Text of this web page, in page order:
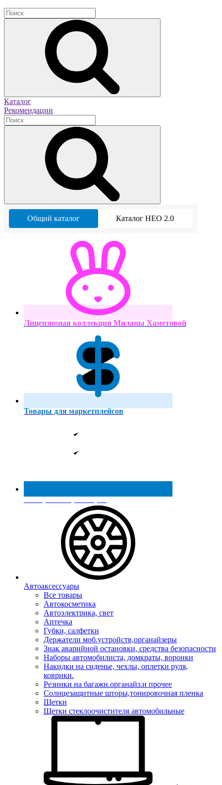
Каталог
Рекомендации
Общий каталог Каталог НЕО 2.0
Лицензионая коллекция Миланы Хаметовой
Товары для маркетплейсов
Реестр МинПромТорга
Автоаксессуары
Все товары
Автокосметика
Автоэлектрика, свет
Аптечка
Губки, салфетки
Держатели моб.устройств,органайзеры
Знак аварийной остановки, средства безопасности
Наборы автомобилиста, домкраты, воронки
Накидки на сиденье, чехлы, оплетки руля,
коврики.
Резинки на багажн.органайз.и прочее
Солнцезащитные шторы,тонировочная пленка
Щетки
Щетки стеклоочистителя автомобильные